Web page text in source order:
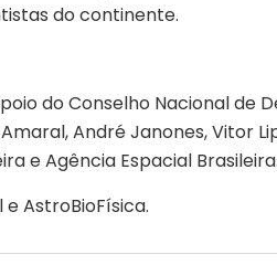
do continente.
do Conselho Nacional de
André Janones, Vitor
e Agência Espacial Brasileira.
AstroBioFísica.